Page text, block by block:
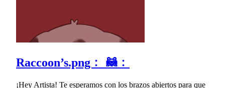
Raccoon’s.png﹕ 🦝﹕
¡Hey Artista! Te esperamos con los brazos abiertos para que